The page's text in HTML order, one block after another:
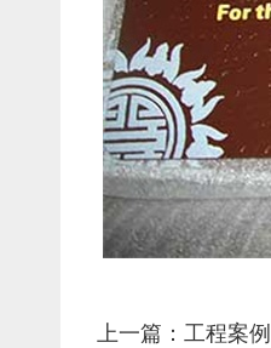
上一篇：工程案例